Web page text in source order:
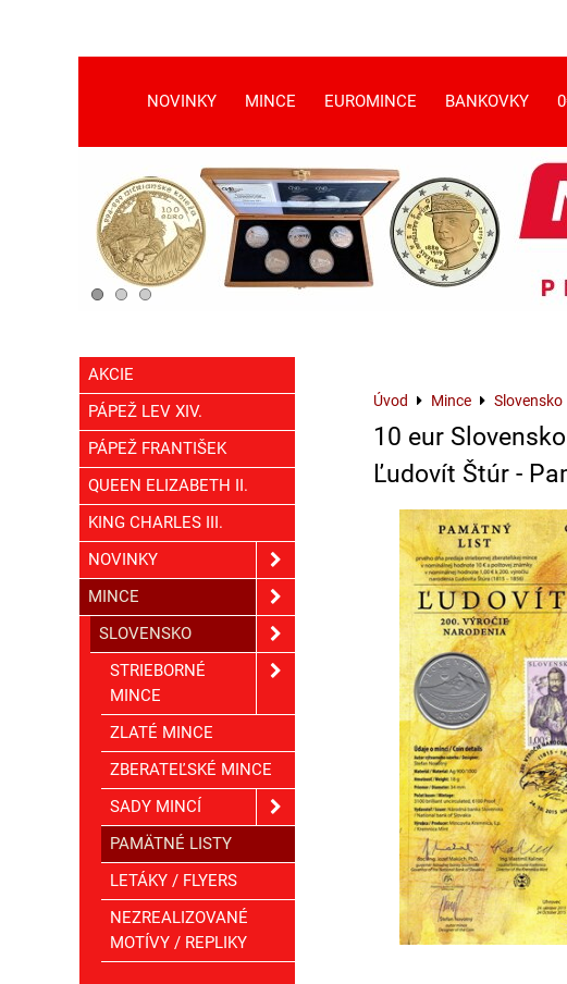
NOVINKY MINCE EUROMINCE BANKOVKY
Úvod Mince Slovensko
10 eur
Ľudovít Štúr -
AKCIE
PÁPEŽ LEV XIV.
PÁPEŽ FRANTIŠEK
QUEEN ELIZABETH II.
KING CHARLES III.
NOVINKY
MINCE
SLOVENSKO
STRIEBORNÉ
MINCE
ZLATÉ MINCE
ZBERATEĽSKÉ MINCE
SADY MINCÍ
PAMÄTNÉ LISTY
LETÁKY / FLYERS
NEZREALIZOVANÉ
MOTÍVY / REPLIKY